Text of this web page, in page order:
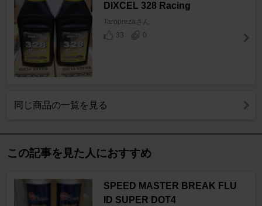
DIXCEL 328 Racing
Taroprezaさん
33
0
同じ商品の一覧を見る
この記事を見た人におすすめ
SPEED MASTER BREAK FLU
ID SUPER DOT4